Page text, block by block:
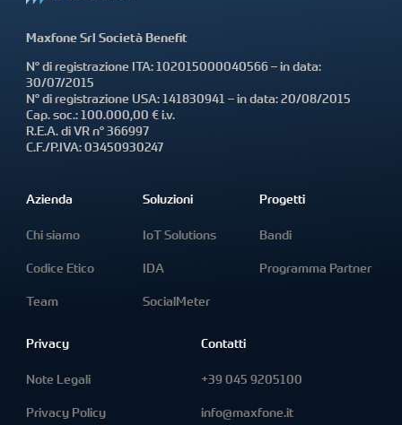
Maxfone Srl Società Benefit
N° di registrazione ITA: 102015000040566 – in data:
30/07/2015
N° di registrazione USA: 141830941 – in data: 20/08/2015
Cap. soc.: 100.000,00 € i.v.
R.E.A. di VR n° 366997
C.F./P.IVA: 03450930247
Azienda
Chi siamo
Codice Etico
Team
Soluzioni
IoT Solutions
IDA
SocialMeter
Progetti
Bandi
Programma Partner
Privacy
Note Legali
Privacy Policy
Contatti
+39 045 9205100
info@maxfone.it